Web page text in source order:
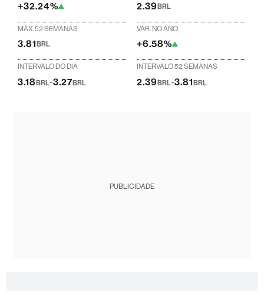
+32.24% 2.39BRL
MÁX. 52 SEMANAS
3.81BRL
VAR. NO ANO
+6.58%
INTERVALO DO DIA
3.18BRL-3.27BRL
INTERVALO 52 SEMANAS
2.39 BRL-3.81 BRL
PUBLICIDADE